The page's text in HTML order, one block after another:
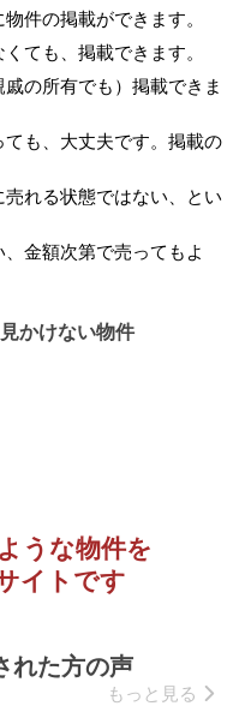
件の掲載ができます。
ても、掲載できます。
の所有でも）掲載できま
も、大丈夫です。掲載の
れる状態ではない、とい
金額次第で売ってもよ
かけない物件
うな物件を
イトです
れた方の声
もっと見る